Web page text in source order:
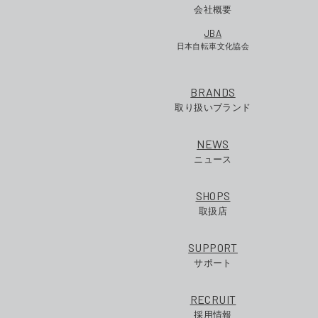
会社概要
JBA
日本自転車文化協会
BRANDS
取り扱いブランド
NEWS
ニュース
SHOPS
取扱店
SUPPORT
サポート
RECRUIT
採用情報